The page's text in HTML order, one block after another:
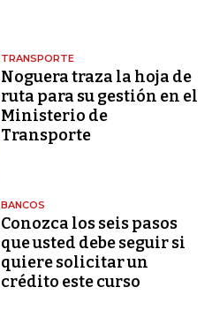
TRANSPORTE
Noguera traza la hoja de
ruta para su gestión en el
Ministerio de
Transporte
BANCOS
Conozca los seis pasos
que usted debe seguir si
quiere solicitar un
crédito este curso